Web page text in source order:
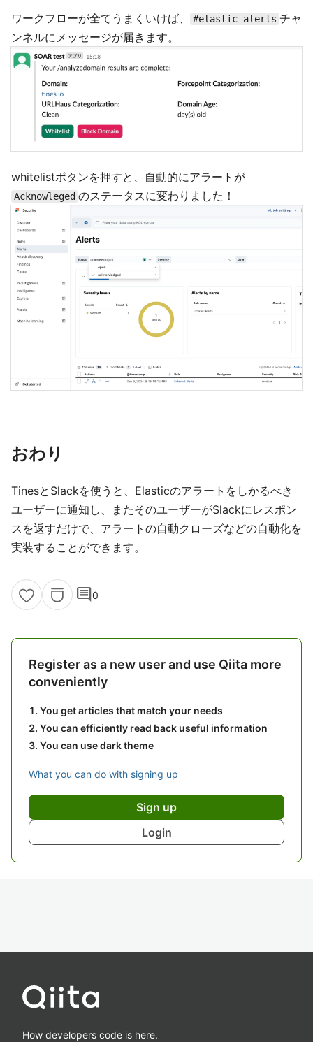
ワークフローが全てうまくいけば、 #elastic-alerts チャ
ンネルにメッセージが届きます。
whitelistボタンを押すと、自動的にアラートが
Acknowleged のステータスに変わりました！
おわり
TinesとSlackを使うと、Elasticのアラートをしかるべき
ユーザーに通知し、またそのユーザーがSlackにレスポン
スを返すだけで、アラートの自動クローズなどの自動化を
実装することができます。
comment0
Register as a new user and use Qiita more
conveniently
You get articles that match your needs
You can efficiently read back useful information
You can use dark theme
What you can do with signing up
Sign up
Login
How developers code is here.